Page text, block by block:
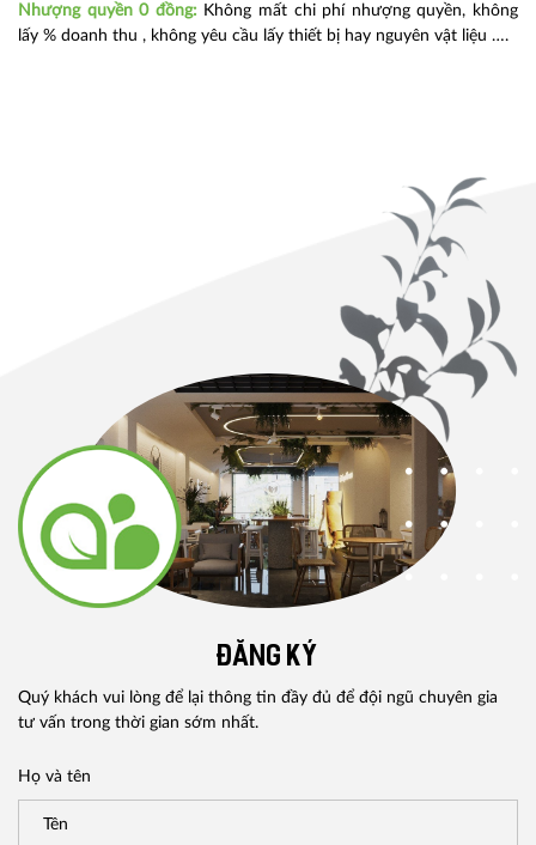
Nhượng quyền 0 đồng: Không mất chi phí nhượng quyền, không
lấy % doanh thu , không yêu cầu lấy thiết bị hay nguyên vật liệu ….
ĐĂNG KÝ
Quý khách vui lòng để lại thông tin đầy đủ để đội ngũ chuyên gia
tư vấn trong thời gian sớm nhất.
Họ và tên